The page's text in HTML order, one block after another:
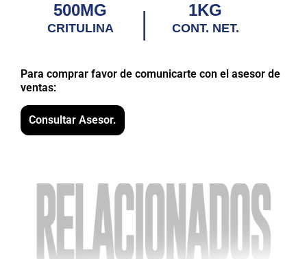
500MG
CRITULINA | 1KG
CONT. NET.
Para comprar favor de comunicarte con el asesor de
ventas:
Consultar Asesor.